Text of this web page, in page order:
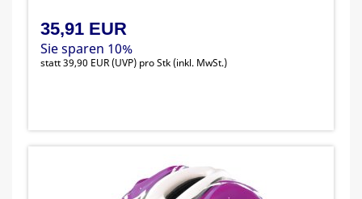
35,91 EUR
Sie sparen 10%
statt39,90 EUR(UVP) pro Stk (inkl. MwSt.)